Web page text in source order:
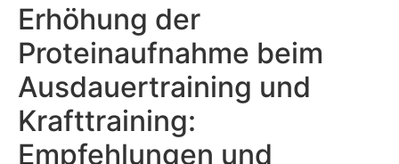
Erhöhung der
Proteinaufnahme beim
Ausdauertraining und
Krafttraining:
Empfehlungen und